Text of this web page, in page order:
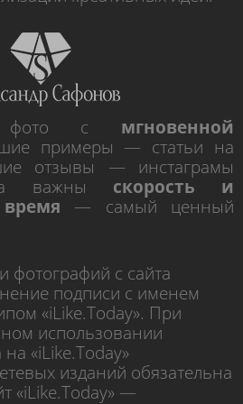
с мгновенной
примеры — статьи на
отзывы — инстаграмы
важны скорость и
время — самый ценный
фотографий с сайта
подписи с именем
«iLike.Today». При
использовании
«iLike.Today»
изданий обязательна
«iLike.Today» —